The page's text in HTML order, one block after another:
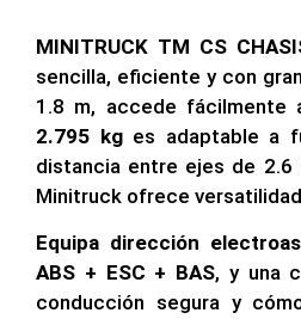
MINITRUCK TM CS
sencilla, eficiente y con
1.8 m, accede fácilmente
2.795 kg es adaptable a
distancia entre ejes de 2.6
Minitruck ofrece
Equipa dirección
ABS + ESC + BAS, y una
conducción segura y